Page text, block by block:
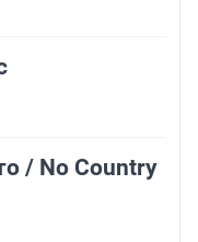
/ No Country